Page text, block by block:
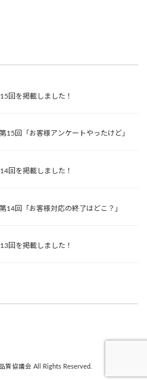
回を掲載しました！
15回「お客様アンケートやったけど」
回を掲載しました！
14回「お客様対応の終了はどこ？」
回を掲載しました！
質協議会 All Rights Reserved.